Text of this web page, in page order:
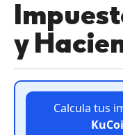
y
Calcula tus